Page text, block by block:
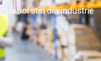
noi stiri din industrie